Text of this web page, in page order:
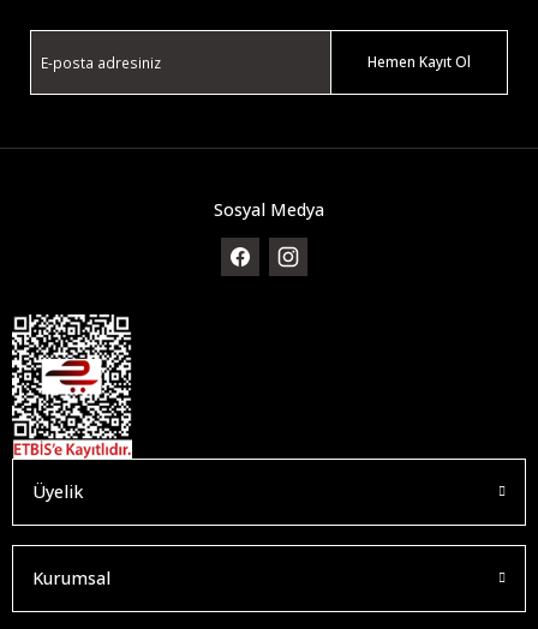
Hemen Kayıt Ol
Sosyal Medya
Üyelik
Kurumsal